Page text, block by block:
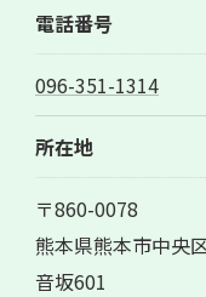
電話番号
096-351-1314
所在地
〒860-0078
熊本県熊本市中央
音坂601